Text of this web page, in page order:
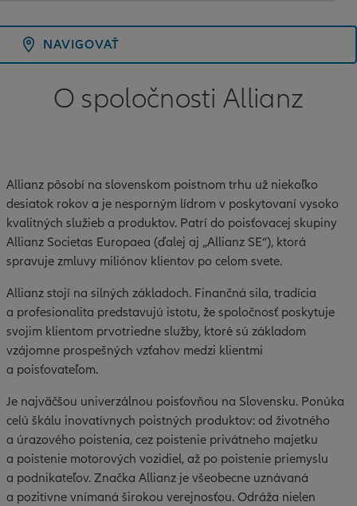
NAVIGOVAŤ
O spoločnosti Allianz
Allianz pôsobí na slovenskom poistnom trhu už niekoľko
desiatok rokov a je nesporným lídrom v poskytovaní vysoko
kvalitných služieb a produktov. Patrí do poisťovacej skupiny
Allianz Societas Europaea (ďalej aj „Allianz SE“), ktorá
spravuje zmluvy miliónov klientov po celom svete.
Allianz stojí na silných základoch. Finančná sila, tradícia
a profesionalita predstavujú istotu, že spoločnosť poskytuje
svojim klientom prvotriedne služby, ktoré sú základom
vzájomne prospešných vzťahov medzi klientmi
a poisťovateľom.
Je najväčšou univerzálnou poisťovňou na Slovensku. Ponúka
celú škálu inovatívnych poistných produktov: od životného
a úrazového poistenia, cez poistenie privátneho majetku
a poistenie motorových vozidiel, až po poistenie priemyslu
a podnikateľov. Značka Allianz je všeobecne uznávaná
a pozitívne vnímaná širokou verejnosťou. Odráža nielen